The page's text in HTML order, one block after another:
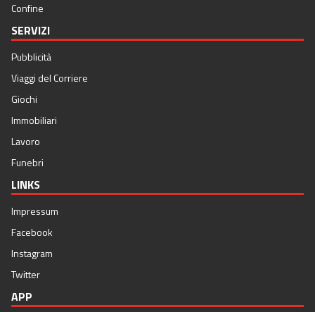
Confine
SERVIZI
Pubblicità
Viaggi del Corriere
Giochi
Immobiliari
Lavoro
Funebri
LINKS
Impressum
Facebook
Instagram
Twitter
APP